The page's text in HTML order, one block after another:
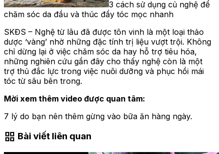
3 cách sử dụng củ nghệ để
chăm sóc da đầu và thúc đẩy tóc mọc nhanh
SKĐS – Nghệ từ lâu đã được tôn vinh là một loại thảo
dược ‘vàng’ nhờ những đặc tính trị liệu vượt trội. Không
chỉ dừng lại ở việc chăm sóc da hay hỗ trợ tiêu hóa,
những nghiên cứu gần đây cho thấy nghệ còn là một
trợ thủ đắc lực trong việc nuôi dưỡng và phục hồi mái
tóc từ sâu bên trong.
Mời xem thêm video được quan tâm:
7 lý do bạn nên thêm gừng vào bữa ăn hàng ngày.
grid_view Bài viết liên quan